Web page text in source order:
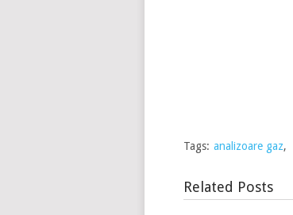
Tags: analizoare gaz,
Related Posts